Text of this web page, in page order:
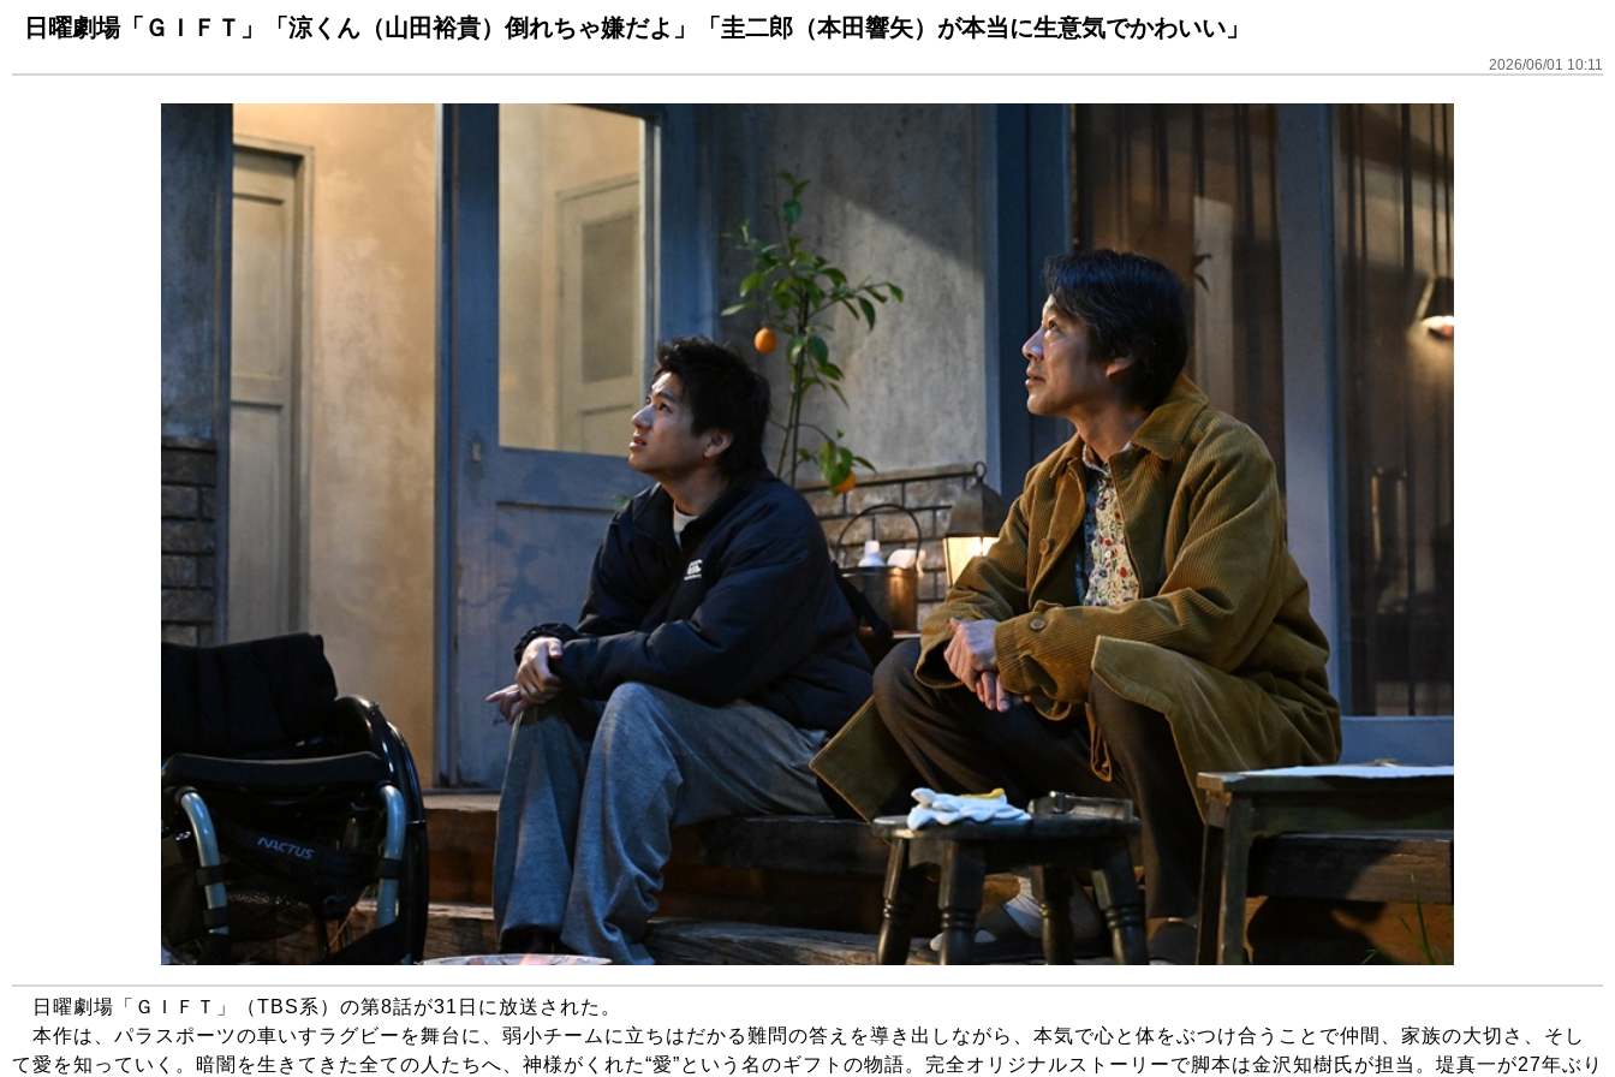
日曜劇場「ＧＩＦＴ」「涼くん（山田裕貴）倒れちゃ嫌だよ」「圭二郎（本田響矢）が本当に生意気でかわいい」
2026/06/01 10:11
日曜劇場「ＧＩＦＴ」（TBS系）の第8話が31日に放送された。
本作は、パラスポーツの車いすラグビーを舞台に、弱小チームに立ちはだかる難問の答えを導き出しながら、本気で心と体をぶつけ合うことで仲間、家族の大切さ、そし
て愛を知っていく。暗闇を生きてきた全ての人たちへ、神様がくれた“愛”という名のギフトの物語。完全オリジナルストーリーで脚本は金沢知樹氏が担当。堤真一が27年ぶり